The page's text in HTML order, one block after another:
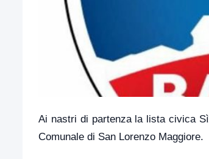
Ai nastri di partenza la lista civica
Comunale di San Lorenzo Maggiore.